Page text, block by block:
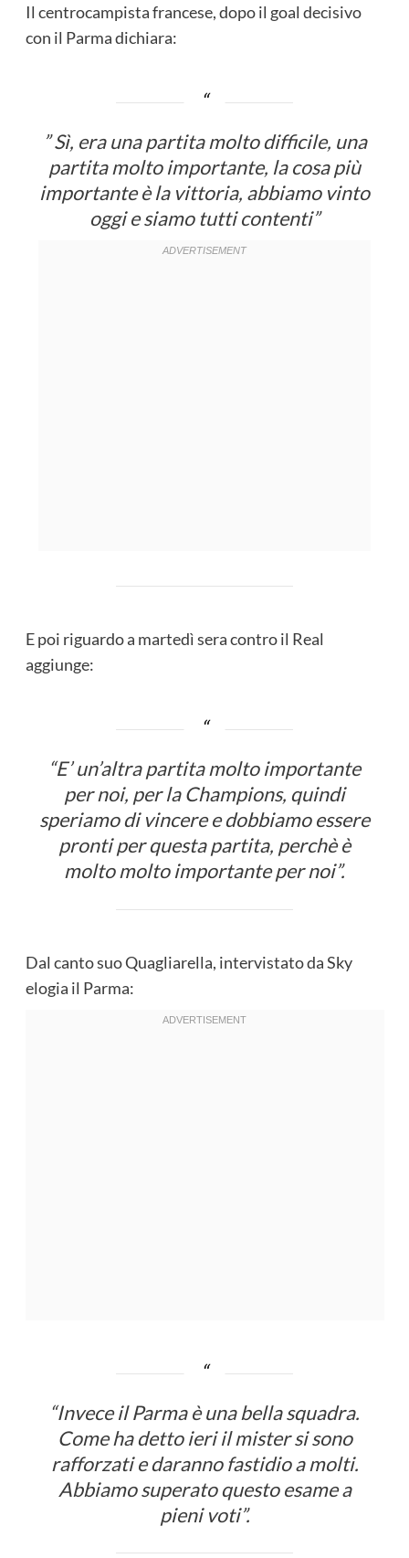
Il centrocampista francese, dopo il goal decisivo
con il Parma dichiara:
” Sì, era una partita molto difficile, una
partita molto importante, la cosa più
importante è la vittoria, abbiamo vinto
oggi e siamo tutti contenti”
E poi riguardo a martedì sera contro il Real
aggiunge:
“E’ un’altra partita molto importante
per noi, per la Champions, quindi
speriamo di vincere e dobbiamo essere
pronti per questa partita, perchè è
molto molto importante per noi”.
Dal canto suo Quagliarella, intervistato da Sky
elogia il Parma:
“Invece il Parma è una bella squadra.
Come ha detto ieri il mister si sono
rafforzati e daranno fastidio a molti.
Abbiamo superato questo esame a
pieni voti”.